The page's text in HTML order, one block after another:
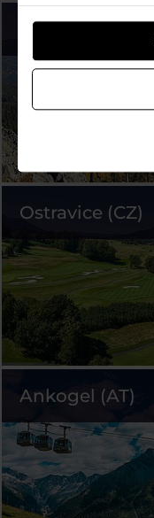
Špindl (CZ)
Ostravice (CZ)
Ankogel (AT)